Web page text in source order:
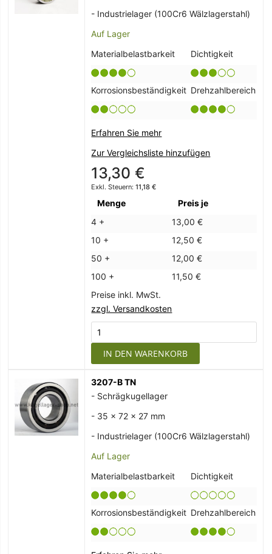
- Industrielager (100Cr6 Wälzlagerstahl)
Auf Lager
Materialbelastbarkeit
Dichtigkeit
Korrosionsbeständigkeit Drehzahlbereich
Erfahren Sie mehr
Zur Vergleichsliste hinzufügen
13,30 €
11,18 €
Menge
Preis je
4 +
13,00 €
10 +
12,50 €
50 +
12,00 €
100 +
11,50 €
Preise inkl. MwSt.
zzgl. Versandkosten
IN DEN WARENKORB
3207-B TN
- Schrägkugellager
- 35 x 72 x 27 mm
- Industrielager (100Cr6 Wälzlagerstahl)
Auf Lager
Materialbelastbarkeit
Dichtigkeit
Korrosionsbeständigkeit Drehzahlbereich